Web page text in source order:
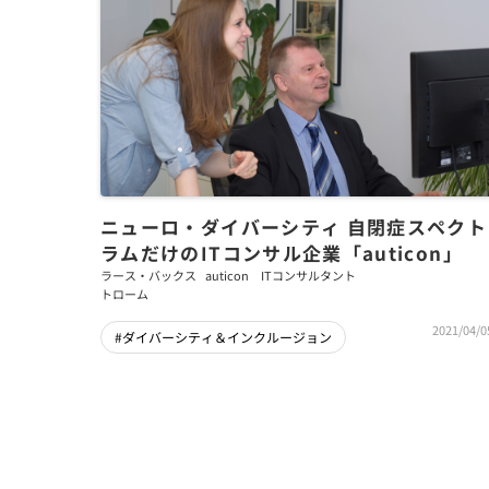
ニューロ・ダイバーシティ 自閉症スペクト
ラムだけのITコンサル企業「auticon」
ラース・バックス
トローム
auticon ITコンサルタント
#ダイバーシティ＆インクルージョン 2021/04/